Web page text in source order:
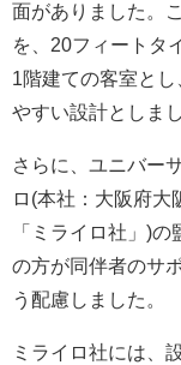
面がありました。
を、20フィートタ
1階建ての客室と
やすい設計としまし
さらに、ユニバー
ロ(本社：大阪府大
「ミライロ社」)
の方が同伴者のサ
う配慮しました。
ミライロ社には、